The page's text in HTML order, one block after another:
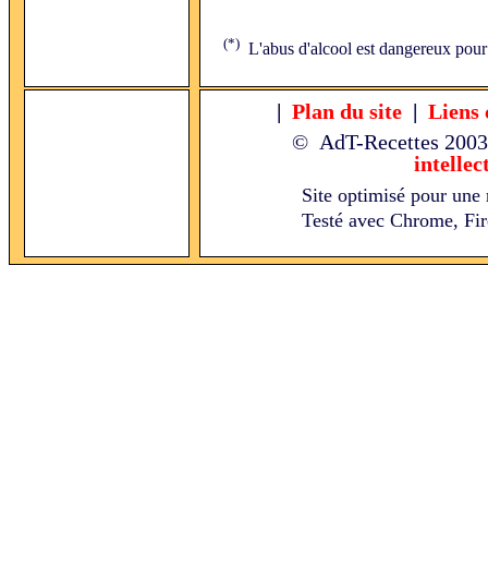
(*) L'abus d'alcool est dangereux
| Plan du site | Liens
© AdT-Recettes
Site optimisé pour
Testé avec Chrome,